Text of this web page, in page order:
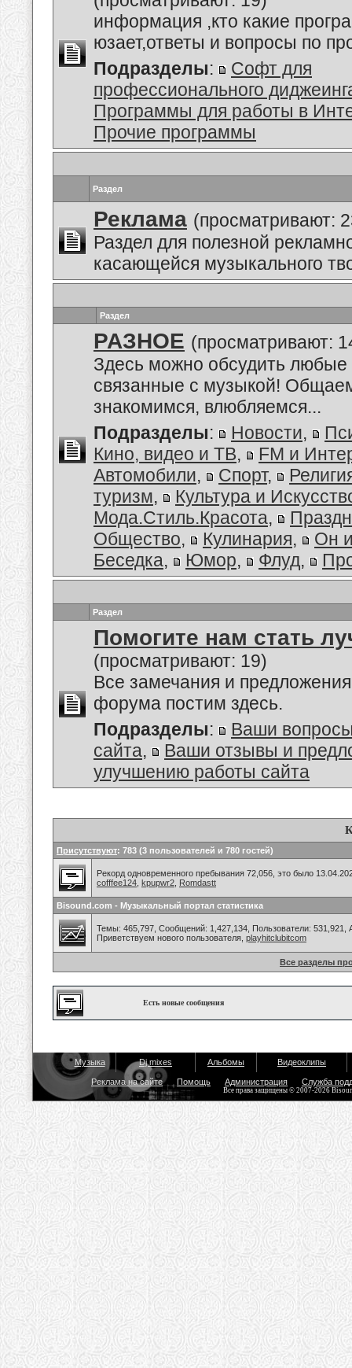
информация ,кто какие
юзает,ответы и вопросы по
Подразделы:
Софт для
профессионального
Программы для работы в
Прочие программы
Раздел
Реклама (просматривают:
Раздел для полезной
касающейся музыкального
Раздел
РАЗНОЕ (просматривают:
Здесь можно обсудить
связанные с музыкой!
знакомимся, влюбляемся...
Подразделы: Новости,
Кино, видео и ТВ,
FM и
Автомобили, Спорт,
туризм,
Культура и
Мода.Стиль.Красота,
Общество, Кулинария,
Он
Беседка, Юмор, Флуд,
Раздел
Помогите нам стать
(просматривают: 19)
Все замечания и
форума постим здесь.
Подразделы:
Ваши
сайта,
Ваши отзывы и
улучшению работы сайта
Присутствуют: 783 (3 пользователей и 780 гостей)
Рекорд одновременного пребывания 72,056, это было
cofffee124 kpupwr2 Romdastt
Bisound.com - Музыкальный портал статистика
Темы: 465,797, Сообщений: 1,427,134, Пользователи: 531,921,
Приветствуем нового пользователя, playhitclubitcom
Все разделы
Есть новые сообщения
Музыка Dj mixes Альбомы Видеоклипы
Реклама на сайте Помощь Администрация Служба
Все права защищены © 2007-2026